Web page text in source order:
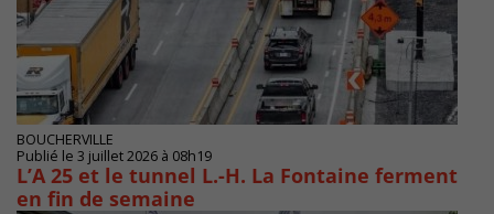
BOUCHERVILLE
Publié le 3 juillet 2026 à 08h19
L’A 25 et le tunnel L.-H. La Fontaine ferment
en fin de semaine